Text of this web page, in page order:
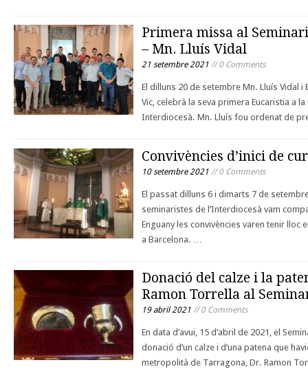
Primera missa al
– Mn. Lluís Vidal
21 setembre 2021 // 0 Comments
El dilluns 20 de setembre Mn. Lluís Vidal
Vic, celebrà la seva primera Eucaristia a
Interdiocesà. Mn. Lluís fou ordenat de
Convivències d’inici de
10 setembre 2021 // 0 Comments
El passat dilluns 6 i dimarts 7 de
seminaristes de l’Interdiocesà vam
Enguany les convivències varen tenir lloc
a Barcelona. …
Donació del calze i la
Ramon Torrella al
19 abril 2021 // 0 Comments
En data d’avui, 15 d’abril de 2021, el
donació d’un calze i d’una patena que
metropolità de Tarragona, Dr. Ramon